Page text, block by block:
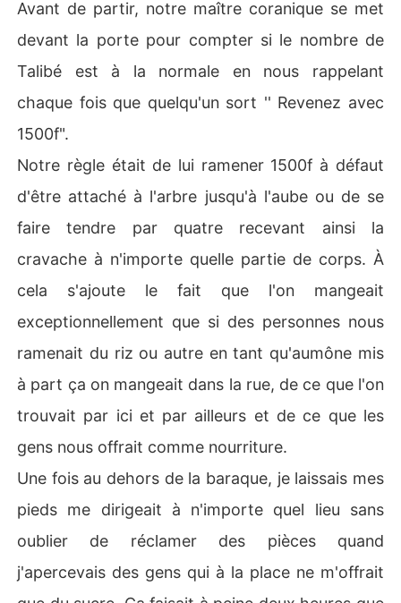
Avant de partir, notre maître coranique se met
devant la porte pour compter si le nombre de
Talibé est à la normale en nous rappelant
chaque fois que quelqu'un sort '' Revenez avec
1500f".
Notre règle était de lui ramener 1500f à défaut
d'être attaché à l'arbre jusqu'à l'aube ou de se
faire tendre par quatre recevant ainsi la
cravache à n'importe quelle partie de corps. À
cela s'ajoute le fait que l'on mangeait
exceptionnellement que si des personnes nous
ramenait du riz ou autre en tant qu'aumône mis
à part ça on mangeait dans la rue, de ce que l'on
trouvait par ici et par ailleurs et de ce que les
gens nous offrait comme nourriture.
Une fois au dehors de la baraque, je laissais mes
pieds me dirigeait à n'importe quel lieu sans
oublier de réclamer des pièces quand
j'apercevais des gens qui à la place ne m'offrait